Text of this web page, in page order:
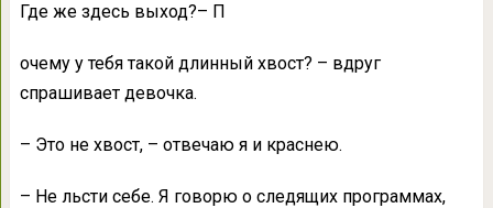
Где же здесь выход?– П
очему у тебя такой длинный хвост? – вдруг
спрашивает девочка.
– Это не хвост, – отвечаю я и краснею.
– Hе льсти себе. Я говорю о следящих программах,